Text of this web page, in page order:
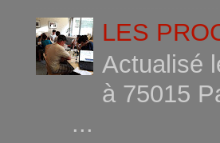
LES
Actualisé
à
...